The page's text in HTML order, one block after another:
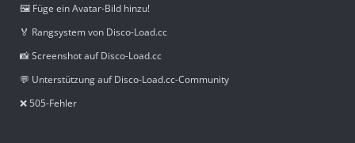
🖼️ Füge ein Avatar-Bild hinzu!
🏅 Rangsystem von Disco-Load.cc
📸 Screenshot auf Disco-Load.cc
💬 Unterstützung auf Disco-Load.cc-Community
❌ 505-Fehler